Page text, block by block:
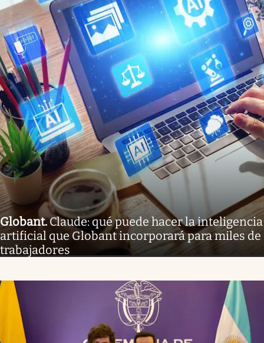
Globant.Claude: qué puede hacer la inteligencia
artificial que Globant incorporará para miles de
trabajadores